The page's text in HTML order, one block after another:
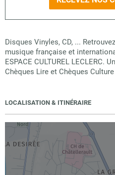
Disques Vinyles, CD, ...
musique française et
ESPACE CULTUREL LECLERC.
Chèques Lire et Chèques
LOCALISATION & ITINÉRAIRE